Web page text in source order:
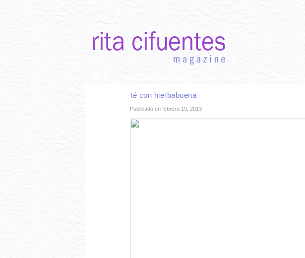
té con hierbabuena
Publicado en febrero 19, 2013